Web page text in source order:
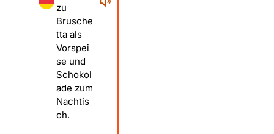
zu
Brusche
tta als
Vorspei
se und
Schokol
ade zum
Nachtis
ch.